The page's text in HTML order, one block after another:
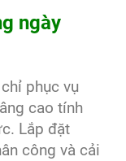
ngày
phục vụ
cao tính
Lắp đặt
công và cải